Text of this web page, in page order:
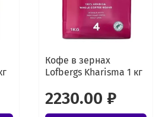
Кофе в зернах
Lofbergs Kharisma 1 кг
2230.00 ₽